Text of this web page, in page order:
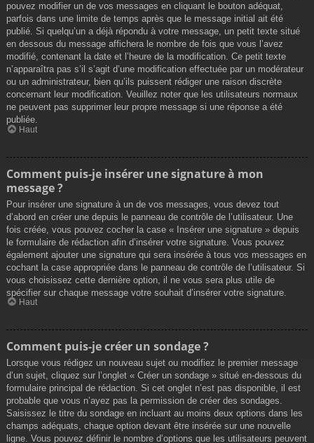
pouvez modifier un de vos messages en cliquant le bouton adéquat,
parfois dans une limite de temps après que le message initial ait été
publié. Si quelqu’un a déjà répondu à votre message, un petit texte situé
en dessous du message affichera le nombre de fois que vous l’avez
modifié, contenant la date et l’heure de la modification. Ce petit texte
n’apparaîtra pas s’il s’agit d’une modification effectuée par un modérateur
ou un administrateur, bien qu’ils puissent rédiger une raison discrète
concernant leur modification. Veuillez noter que les utilisateurs normaux
ne peuvent pas supprimer leur propre message si une réponse a été
publiée.
Haut
Comment puis-je insérer une signature à mon
message ?
Pour insérer une signature à un de vos messages, vous devez tout
d’abord en créer une depuis le panneau de contrôle de l’utilisateur. Une
fois créée, vous pouvez cocher la case « Insérer une signature » depuis
le formulaire de rédaction afin d’insérer votre signature. Vous pouvez
également ajouter une signature qui sera insérée à tous vos messages en
cochant la case appropriée dans le panneau de contrôle de l’utilisateur. Si
vous choisissez cette dernière option, il ne vous sera plus utile de
spécifier sur chaque message votre souhait d’insérer votre signature.
Haut
Comment puis-je créer un sondage ?
Lorsque vous rédigez un nouveau sujet ou modifiez le premier message
d’un sujet, cliquez sur l’onglet « Créer un sondage » situé en-dessous du
formulaire principal de rédaction. Si cet onglet n’est pas disponible, il est
probable que vous n’ayez pas la permission de créer des sondages.
Saisissez le titre du sondage en incluant au moins deux options dans les
champs adéquats, chaque option devant être insérée sur une nouvelle
ligne. Vous pouvez définir le nombre d’options que les utilisateurs peuvent